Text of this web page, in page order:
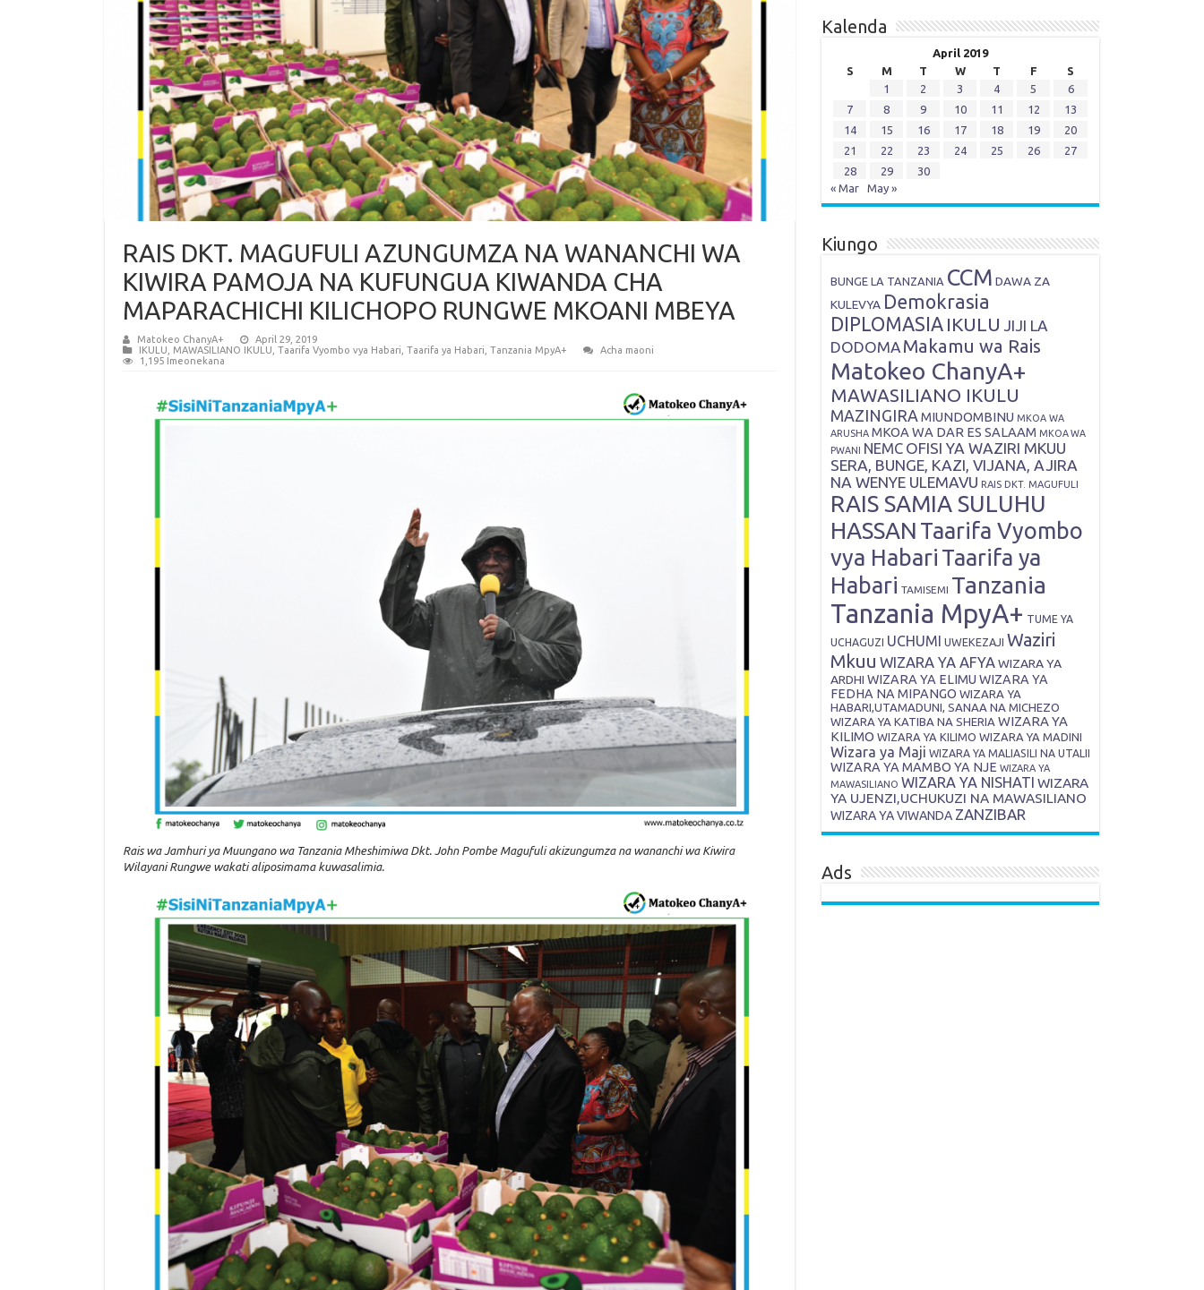
RAIS DKT. MAGUFULI AZUNGUMZA NA WANANCHI WA
KIWIRA PAMOJA NA KUFUNGUA KIWANDA CHA
MAPARACHICHI KILICHOPO RUNGWE MKOANI MBEYA
Matokeo ChanyA+
April 29, 2019
IKULU
MAWASILIANO IKULU Taarifa Vyombo vya Habari Taarifa ya Habari Tanzania MpyA+
Acha maoni
1,195 Imeonekana
Rais wa Jamhuri ya Muungano wa Tanzania Mheshimiwa Dkt. John Pombe Magufuli akizungumza na wananchi wa Kiwira
Wilayani Rungwe wakati aliposimama kuwasalimia.
Kalenda
April 2019
S
M T W T F
S
1
2 3 4 5
6
7
8 9 10 11 12
13
14
15 16 17 18 19
20
21
22 23 24 25 26
27
28
29
30
« Mar
May »
Kiungo
BUNGE LA TANZANIA CCM DAWA ZA
KULEVYA Demokrasia
DIPLOMASIA IKULU JIJI LA
DODOMA Makamu wa Rais
Matokeo ChanyA+
MAWASILIANO IKULU
MAZINGIRAMIUNDOMBINU MKOA WA
ARUSHA MKOA WA DAR ES SALAAM MKOA WA
PWANI NEMC OFISI YA WAZIRI MKUU
SERA, BUNGE, KAZI, VIJANA, AJIRA
NA WENYE ULEMAVU RAIS DKT. MAGUFULI
RAIS SAMIA SULUHU
HASSAN Taarifa Vyombo
vya Habari Taarifa ya
Habari TAMISEMI Tanzania
Tanzania MpyA+ TUME YA
UCHAGUZI UCHUMI UWEKEZAJI Waziri
Mkuu WIZARA YA AFYAWIZARA YA
ARDHI WIZARA YA ELIMU WIZARA YA
FEDHA NA MIPANGO WIZARA YA
HABARI,UTAMADUNI, SANAA NA MICHEZO
WIZARA YA KATIBA NA SHERIA WIZARA YA
KILIMO WIZARA YA KILIMO WIZARA YA MADINI
Wizara ya Maji WIZARA YA MALIASILI NA UTALII
WIZARA YA MAMBO YA NJE WIZARA YA
MAWASILIANO WIZARA YA NISHATI WIZARA
YA UJENZI,UCHUKUZI NA MAWASILIANO
WIZARA YA VIWANDA ZANZIBAR
Ads